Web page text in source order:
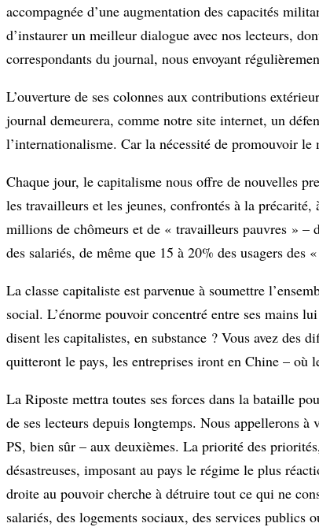
accompagnée d’une augmentation des capacités
d’instaurer un meilleur dialogue avec nos lecteurs,
correspondants du journal, nous envoyant
L’ouverture de ses colonnes aux contributions
journal demeurera, comme notre site internet, un
l’internationalisme. Car la nécessité de promouvoir
Chaque jour, le capitalisme nous offre de nouvelles
les travailleurs et les jeunes, confrontés à la
millions de chômeurs et de « travailleurs pauvres » –
des salariés, de même que 15 à 20% des usagers des
La classe capitaliste est parvenue à soumettre
social. L’énorme pouvoir concentré entre ses mains
disent les capitalistes, en substance ? Vous avez des
quitteront le pays, les entreprises iront en Chine – où
La Riposte mettra toutes ses forces dans la bataille
de ses lecteurs depuis longtemps. Nous appellerons
PS, bien sûr – aux deuxièmes. La priorité des
désastreuses, imposant au pays le régime le plus
droite au pouvoir cherche à détruire tout ce qui ne
salariés, des logements sociaux, des services publics